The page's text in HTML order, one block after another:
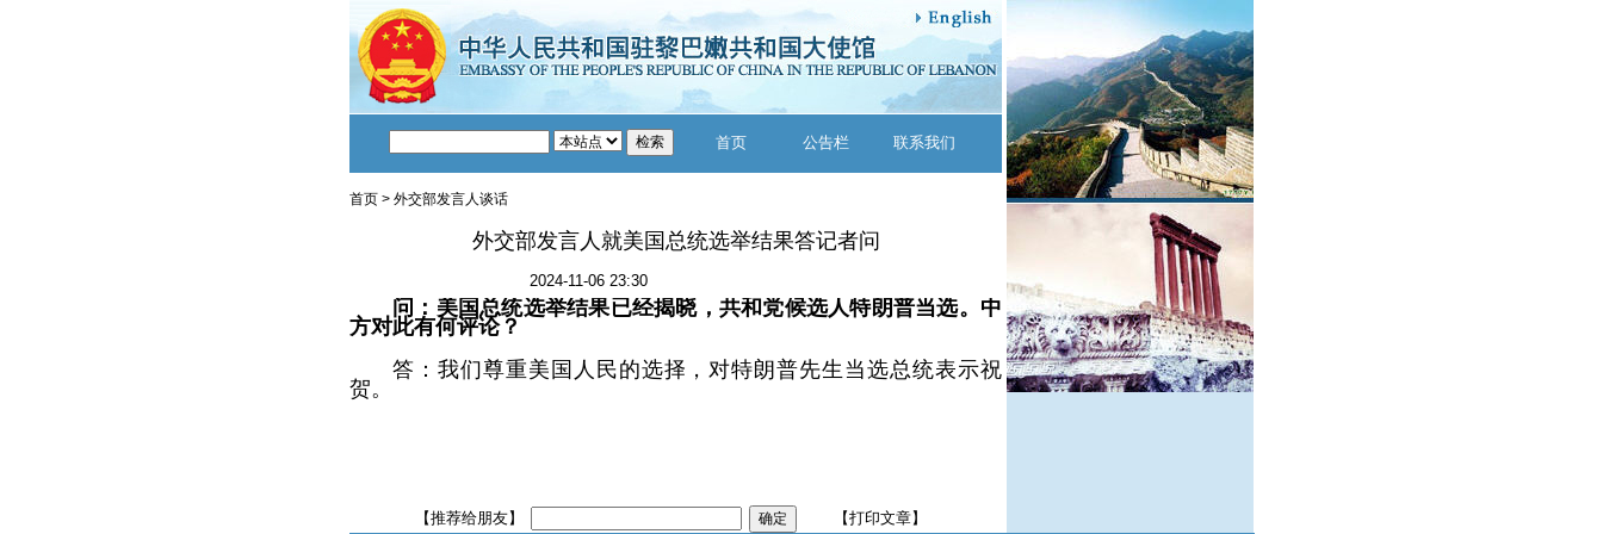
首页 公告栏 联系我们
首页 > 外交部发言人谈话
外交部发言人就美国总统选举结果答记者问
2024-11-06 23:30
问：美国总统选举结果已经揭晓，共和党候选人特朗普当选。中
方对此有何评论？
答：我们尊重美国人民的选择，对特朗普先生当选总统表示祝
贺。
【推荐给朋友】 【打印文章】